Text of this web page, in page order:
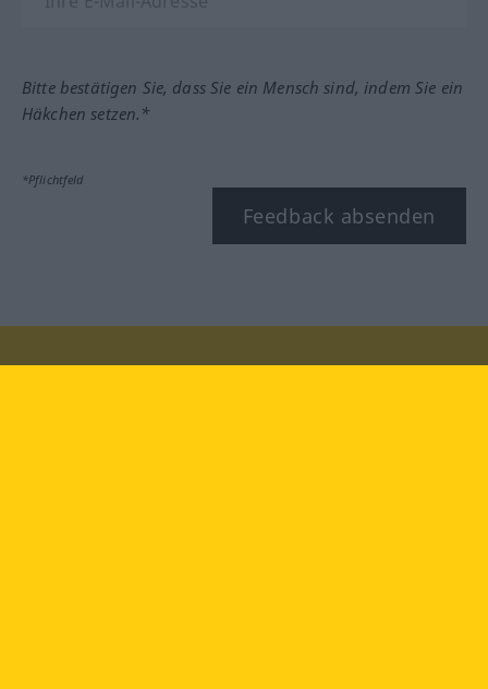
Bitte bestätigen Sie, dass Sie ein Mensch sind, indem Sie ein
Häkchen setzen.*
*Pflichtfeld
Feedback absenden